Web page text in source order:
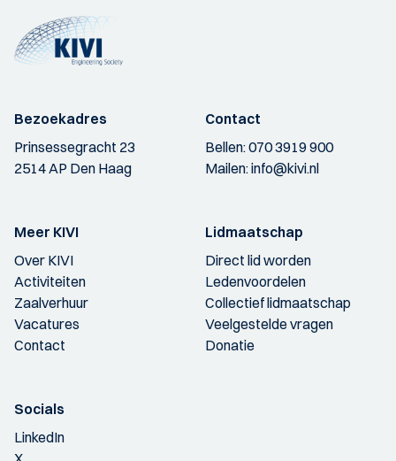
Bezoekadres
Prinsessegracht 23
2514 AP Den Haag
Contact
Bellen:070 3919 900
Mailen:info@kivi.nl
Meer KIVI
Over KIVI
Activiteiten
Zaalverhuur
Vacatures
Contact
Lidmaatschap
Direct lid worden
Ledenvoordelen
Collectief lidmaatschap
Veelgestelde vragen
Donatie
Socials
LinkedIn